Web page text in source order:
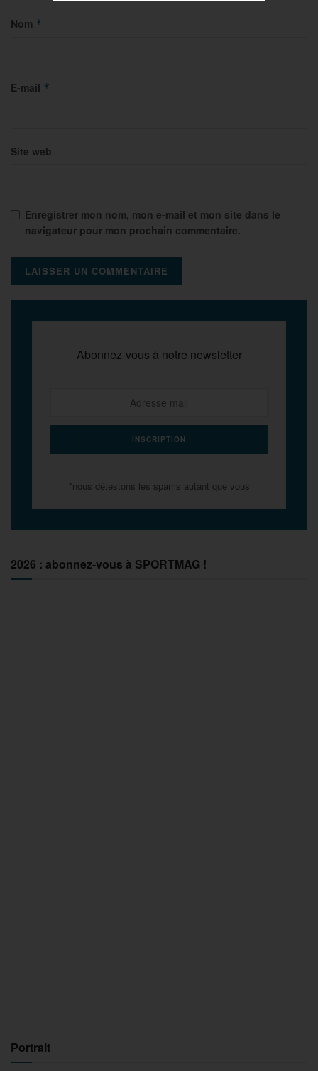
Nom *
E-mail *
Site web
Enregistrer mon nom, mon e-mail et mon site dans le
navigateur pour mon prochain commentaire.
Abonnez-vous à notre newsletter
*nous détestons les spams autant que vous
2026 : abonnez-vous à SPORTMAG !
Portrait